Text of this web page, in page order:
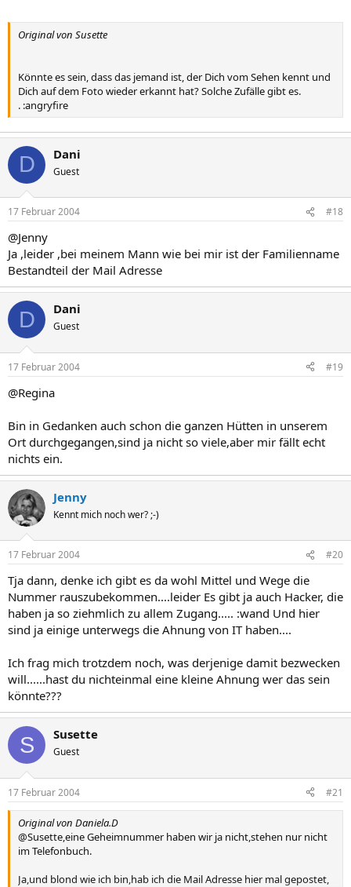
Original von Susette
Könnte es sein, dass das jemand ist, der Dich vom Sehen kennt und
Dich auf dem Foto wieder erkannt hat? Solche Zufälle gibt es.
. :angryfire
D Dani
Guest
17 Februar 2004 #18
@Jenny
Ja ,leider ,bei meinem Mann wie bei mir ist der Familienname
Bestandteil der Mail Adresse
D Dani
Guest
17 Februar 2004 #19
@Regina
Bin in Gedanken auch schon die ganzen Hütten in unserem
Ort durchgegangen,sind ja nicht so viele,aber mir fällt echt
nichts ein.
Jenny
Kennt mich noch wer? ;-)
17 Februar 2004 #20
Tja dann, denke ich gibt es da wohl Mittel und Wege die
Nummer rauszubekommen....leider Es gibt ja auch Hacker, die
haben ja so ziehmlich zu allem Zugang..... :wand Und hier
sind ja einige unterwegs die Ahnung von IT haben....
Ich frag mich trotzdem noch, was derjenige damit bezwecken
will......hast du nichteinmal eine kleine Ahnung wer das sein
könnte???
S Susette
Guest
17 Februar 2004 #21
Original von Daniela.D
@Susette,eine Geheimnummer haben wir ja nicht,stehen nur nicht
im Telefonbuch.
Ja,und blond wie ich bin,hab ich die Mail Adresse hier mal gepostet,